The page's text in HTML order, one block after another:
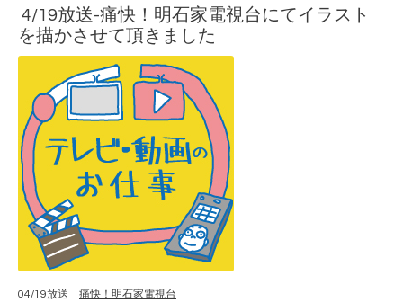
4/19放送-痛快！明石家電視台にてイラスト
を描かさせて頂きました
04/19放送 痛快！明石家電視台